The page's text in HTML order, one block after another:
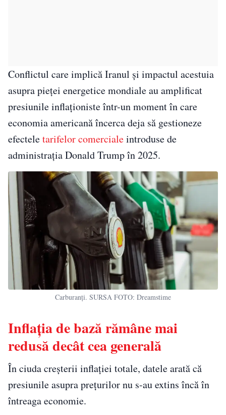
Conflictul care implică Iranul și impactul acestuia
asupra pieței energetice mondiale au amplificat
presiunile inflaționiste într-un moment în care
economia americană încerca deja să gestioneze
efecteletarifelor comercialeintroduse de
administrația Donald Trump în 2025.
Carburanți. SURSA FOTO: Dreamstime
Inflația de bază rămâne mai
redusă decât cea generală
În ciuda creșterii inflației totale, datele arată că
presiunile asupra prețurilor nu s-au extins încă în
întreaga economie.